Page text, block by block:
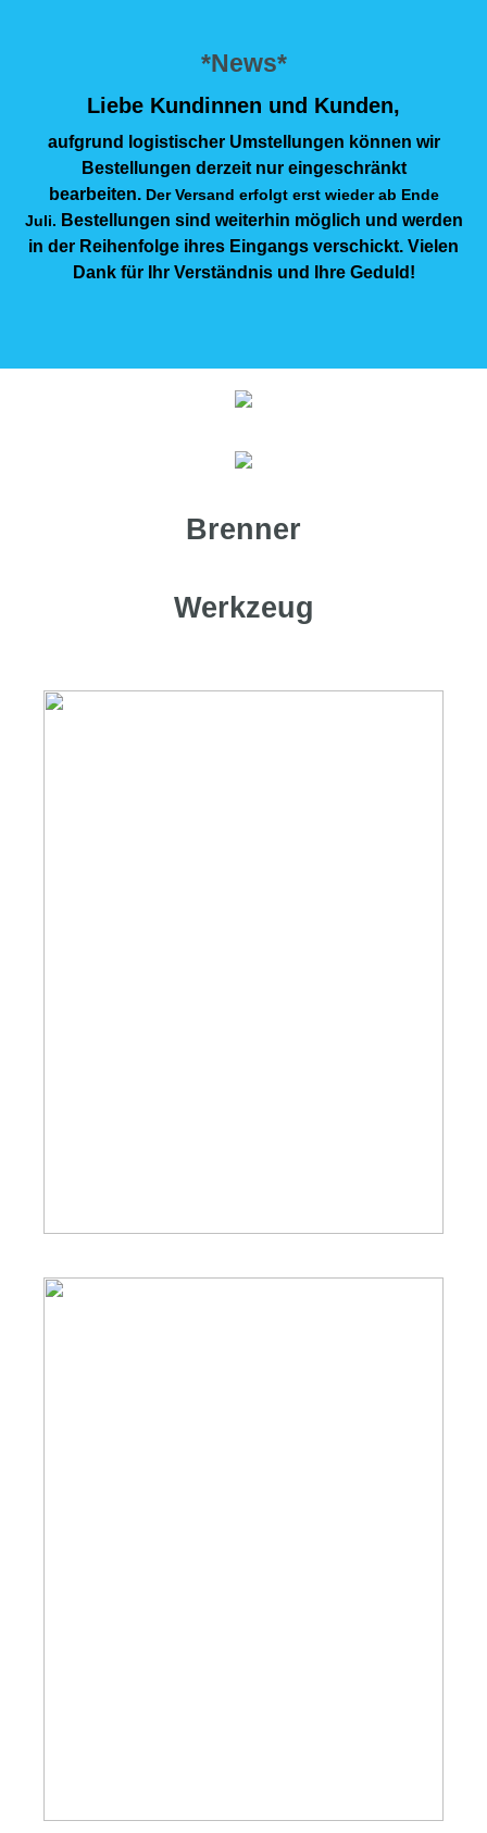
*News*
Liebe Kundinnen und Kunden,
aufgrund logistischer Umstellungen können wir
Bestellungen derzeit nur eingeschränkt
bearbeiten. Der Versand erfolgt erst wieder ab Ende
Juli. Bestellungen sind weiterhin möglich und werden
in der Reihenfolge ihres Eingangs verschickt. Vielen
Dank für Ihr Verständnis und Ihre Geduld!
Brenner
Werkzeug